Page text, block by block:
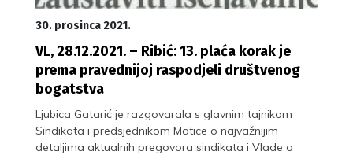
30. prosinca 2021.
VL, 28.12.2021. – Ribić: 13. plaća korak je
prema pravednijoj raspodjeli društvenog
bogatstva
Ljubica Gatarić je razgovarala s glavnim tajnikom
Sindikata i predsjednikom Matice o najvažnijim
detaljima aktualnih pregovora sindikata i Vlade o